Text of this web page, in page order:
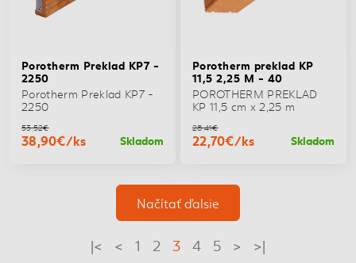
Porotherm Preklad KP7 -
2250
Porotherm Preklad KP7 -
2250
53,52€
38,90€/ks Skladom
Porotherm preklad KP
11,5 2,25 M - 40
POROTHERM PREKLAD
KP 11,5 cm x 2,25 m
28,41€
22,70€/ks Skladom
Načítať ďalsie
|< < 1 2 3 4 5 > >|